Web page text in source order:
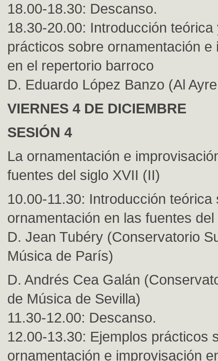
18.00-18.30: Descanso.
18.30-20.00: Introducción teórica
prácticos sobre ornamentación e
en el repertorio barroco
D. Eduardo López Banzo (Al
VIERNES 4 DE DICIEMBRE
SESIÓN 4
La ornamentación e
fuentes del siglo XVII (II)
10.00-11.30: Introducción teórica
ornamentación en las fuentes
D. Jean Tubéry (Conservatorio
Música de París)
D. Andrés Cea Galán
de Música de Sevilla)
11.30-12.00: Descanso.
12.00-13.30: Ejemplos prácticos
ornamentación e improvisación